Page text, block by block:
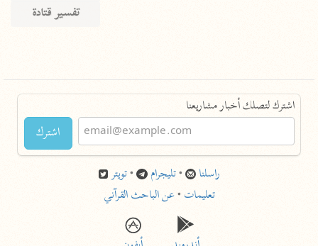
تفسير قتادة
اشترك لتصلك أخبار مشاريعنا
اشترك
راسلنا •تليجرام •تويتر
تعليمات•عن الباحث القرآني